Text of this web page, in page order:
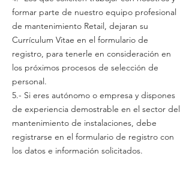
formar parte de nuestro equipo profesional
de mantenimiento Retail, dejaran su
Currículum Vitae en el formulario de
registro, para tenerle en consideración en
los próximos procesos de selección de
personal.
5.- Si eres autónomo o empresa y dispones
de experiencia demostrable en el sector del
mantenimiento de instalaciones, debe
registrarse en el formulario de registro con
los datos e información solicitados.